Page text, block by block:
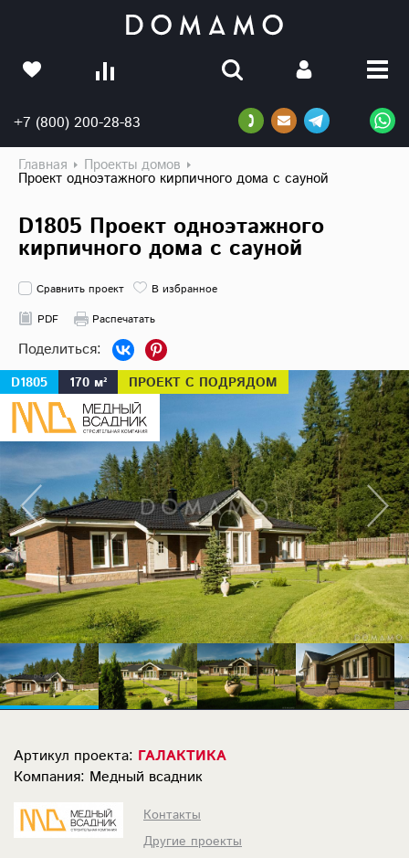
+7 (800) 200-28-83
Главная Проекты домов
Проект одноэтажного кирпичного дома с сауной
D1805 Проект одноэтажного
кирпичного дома с сауной
Сравнить проект
В избранное
PDF
Распечатать
D1805 170 м² ПРОЕКТ С ПОДРЯДОМ
Артикул проекта: ГАЛАКТИКА
Компания: Медный всадник
Контакты
Другие проекты